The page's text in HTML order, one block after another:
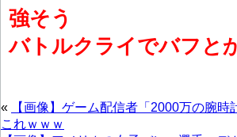
強そう
バトルクライでバフと
«
【画像】ゲーム配信者「2000万の腕
これｗｗｗ